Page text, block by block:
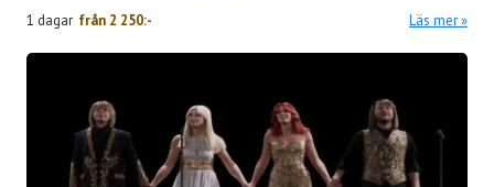
1 dagar från 2 250:- Läs mer